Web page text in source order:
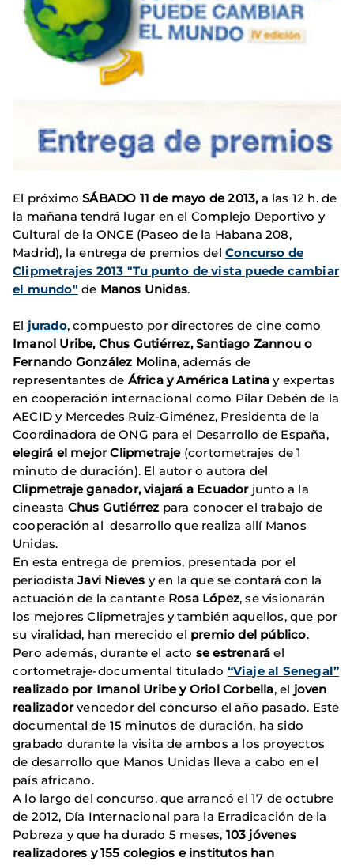
El próximoSÁBADO 11 de mayo de 2013,a las 12 h. de
la mañana tendrá lugar en el Complejo Deportivo y
Cultural de la ONCE (Paseo de la Habana 208,
Madrid), la entrega de premios del Concurso de
Clipmetrajes 2013 "Tu punto de vista puede cambiar
el mundo" de Manos Unidas.
El jurado, compuesto por directores de cine como
Imanol Uribe, Chus Gutiérrez, Santiago Zannou o
Fernando González Molina, además de
representantes de África y América Latina y expertas
en cooperación internacional como Pilar Debén de la
AECID y Mercedes Ruiz-Giménez, Presidenta de la
Coordinadora de ONG para el Desarrollo de España,
elegirá el mejor Clipmetraje(cortometrajes de 1
minuto de duración). El autor o autora del
Clipmetraje ganador, viajará a Ecuadorjunto a la
cineasta Chus Gutiérrez para conocer el trabajo de
cooperación al desarrollo que realiza allí Manos
Unidas.
En esta entrega de premios, presentada por el
periodistaJavi Nieves y en la que se contará con la
actuación de la cantante Rosa López, se visionarán
los mejores Clipmetrajes y también aquellos, que por
su viralidad, han merecido el premio del público.
Pero además, durante el acto se estrenará el
cortometraje-documental titulado “Viaje al Senegal”
realizado porImanol Uribey Oriol Corbella, el joven
realizadorvencedor del concurso el año pasado. Este
documental de 15 minutos de duración, ha sido
grabado durante la visita de ambos a los proyectos
de desarrollo que Manos Unidas lleva a cabo en el
país africano.
A lo largo del concurso, que arrancó el 17 de octubre
de 2012, Día Internacional para la Erradicación de la
Pobreza y que ha durado 5 meses, 103 jóvenes
realizadores y155 colegios e institutos han